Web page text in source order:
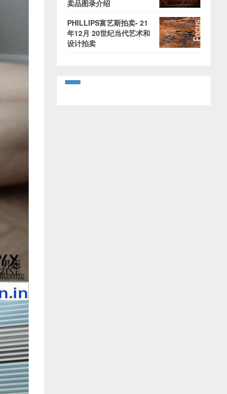
卖品图录介绍
PHILLIPS富艺斯拍卖- 21
年12月 20世纪当代艺术和
设计拍卖